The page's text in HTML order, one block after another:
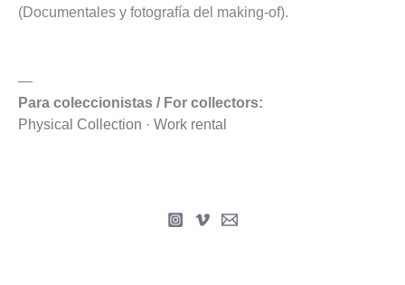
(Documentales y fotografía del making-of).
—
Para coleccionistas / For collectors:
Physical Collection · Work rental